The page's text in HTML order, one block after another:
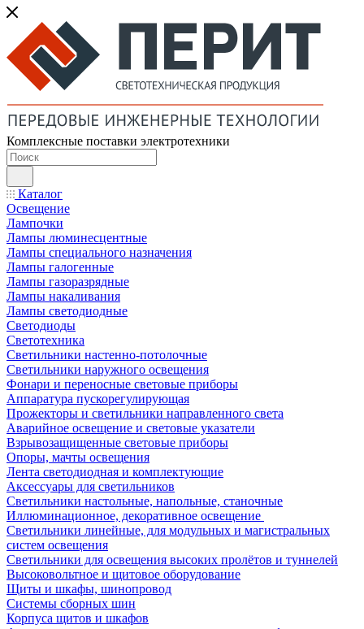
Комплексные поставки электротехники
Каталог
Освещение
Лампочки
Лампы люминесцентные
Лампы специального назначения
Лампы галогенные
Лампы газоразрядные
Лампы накаливания
Лампы светодиодные
Светодиоды
Светотехника
Светильники настенно-потолочные
Светильники наружного освещения
Фонари и переносные световые приборы
Аппаратура пускорегулирующая
Прожекторы и светильники направленного света
Аварийное освещение и световые указатели
Взрывозащищенные световые приборы
Опоры, мачты освещения
Лента светодиодная и комплектующие
Аксессуары для светильников
Светильники настольные, напольные, станочные
Иллюминационное, декоративное освещение
Светильники линейные, для модульных и магистральных
систем освещения
Светильники для освещения высоких пролётов и туннелей
Высоковольтное и щитовое оборудование
Щиты и шкафы, шинопровод
Системы сборных шин
Корпуса щитов и шкафов